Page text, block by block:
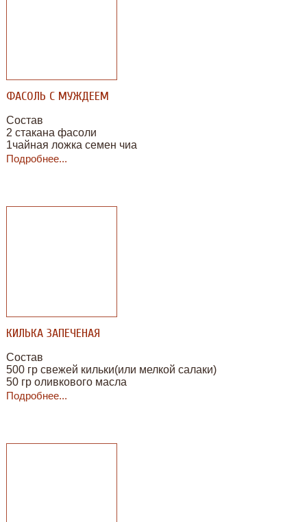
ФАСОЛЬ С МУЖДЕЕМ
Состав
2 стакана фасоли
1чайная ложка семен чиа
2 луковицы
0.25 ч.ложки соли
Подробнее...
КИЛЬКА ЗАПЕЧЕНАЯ
Состав
500 гр свежей кильки(или мелкой салаки)
50 гр оливкового масла
2 луковицы
Подробнее...